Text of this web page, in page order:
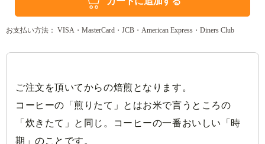
お支払い方法： VISA・MasterCard・JCB・American Express・Diners Club
ご注文を頂いてからの焙煎となります。
コーヒーの「煎りたて」とはお米で言うところの
「炊きたて」と同じ。コーヒーの一番おいしい「時
期」のことです。